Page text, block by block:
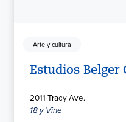
Arte y cultura
Estudios Belger
2011 Tracy Ave.
18 y Vine